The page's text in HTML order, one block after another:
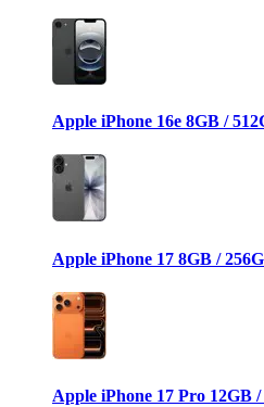
Apple iPhone 16e 8GB /
Apple iPhone 17 8GB /
Apple iPhone 17 Pro 12GB